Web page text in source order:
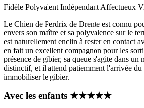
Fidèle Polyvalent Indépendant Affectueux
Le Chien de Perdrix de Drente est connu
envers son maître et sa polyvalence sur le
est naturellement enclin à rester en contact
en fait un excellent compagnon pour les
présence de gibier, sa queue s'agite dans un
distinctif, et il attend patiemment l'arrivée du
immobiliser le gibier.
Avec les enfants ★★★★★